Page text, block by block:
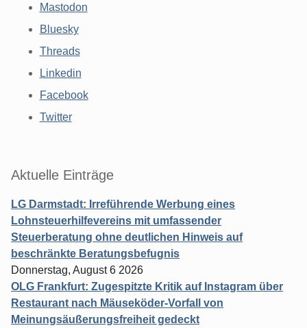
Mastodon
Bluesky
Threads
Linkedin
Facebook
Twitter
Aktuelle Einträge
LG Darmstadt: Irreführende Werbung eines
Lohnsteuerhilfevereins mit umfassender
Steuerberatung ohne deutlichen Hinweis auf
beschränkte Beratungsbefugnis
Donnerstag, August 6 2026
OLG Frankfurt: Zugespitzte Kritik auf Instagram über
Restaurant nach Mäuseköder-Vorfall von
Meinungsäußerungsfreiheit gedeckt